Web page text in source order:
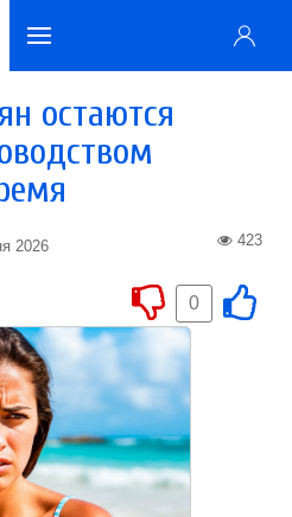
остаются
2026 423
0